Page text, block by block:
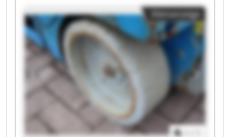
Formplast GmbH Formplast GmbH Formplast
GmbH Formplast GmbH Formplast GmbH
Formplast GmbH Formplast GmbH Formplast
GmbH Formplast GmbH Formplast GmbH
Kleinanzeige